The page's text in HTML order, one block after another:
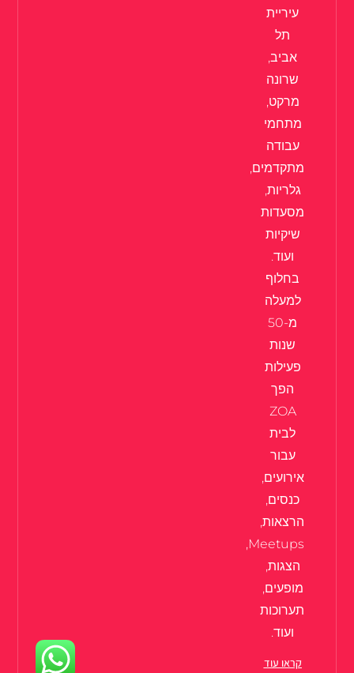
עיריית
תל
אביב,
שרונה
מרקט,
מתחמי
עבודה
מתקדמים,
גלריות,
מסעדות
שיקיות
ועוד.
בחלוף
למעלה
מ-50
שנות
פעילות
הפך
ZOA
לבית
עבור
אירועים,
כנסים,
הרצאות,
Meetups,
הצגות,
מופעים,
תערוכות
ועוד.
קראו עוד